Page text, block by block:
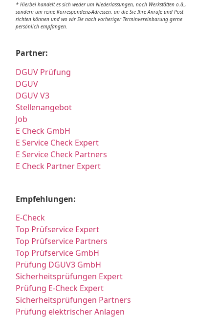
* Hierbei handelt es sich weder um Niederlassungen, noch Werkstätten o.ä.,
sondern um reine Korrespondenz-Adressen, an die Sie Ihre Anrufe und Post
richten können und wo wir Sie nach vorheriger Terminvereinbarung gerne
persönlich empfangen.
Partner:
DGUV Prüfung
DGUV
DGUV V3
Stellenangebot
Job
E Check GmbH
E Service Check Expert
E Service Check Partners
E Check Partner Expert
Empfehlungen:
E-Check
Top Prüfservice Expert
Top Prüfservice Partners
Top Prüfservice GmbH
Prüfung DGUV3 GmbH
Sicherheitsprüfungen Expert
Prüfung E-Check Expert
Sicherheitsprüfungen Partners
Prüfung elektrischer Anlagen